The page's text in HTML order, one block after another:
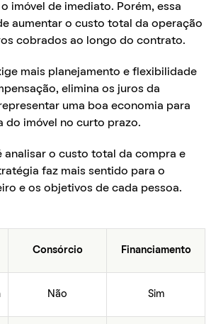
imóvel de imediato. Porém, essa
aumentar o custo total da operação
cobrados ao longo do contrato.
mais planejamento e flexibilidade
elimina os juros da
uma boa economia para
do imóvel no curto prazo.
analisar o custo total da compra e
faz mais sentido para o
e os objetivos de cada pessoa.
Consórcio Financiamento
Não Sim